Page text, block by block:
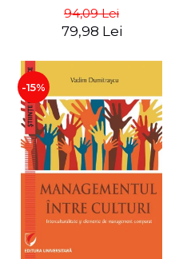
Nicolescu, Ciprian
Nicolescu
94,09 Lei
79,98 Lei
-15%